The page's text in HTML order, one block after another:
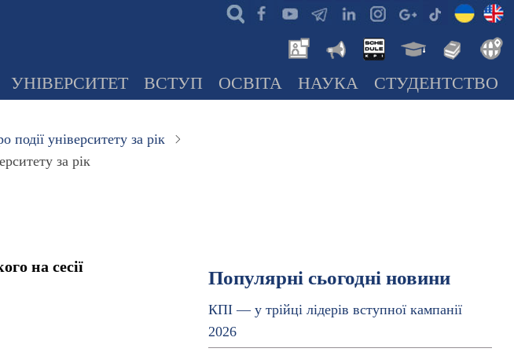
УНІВЕРСИТЕТ ВСТУП ОСВІТА НАУКА СТУДЕНТСТВО
події університету за рік
за рік
на сесії
Популярні сьогодні новини
КПІ — у трійці лідерів вступної кампанії
2026